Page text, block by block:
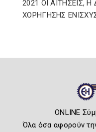
2021 ΟΙ ΑΙΤΗΣΕΙΣ,
ΧΟΡΗΓΗΣΗΣ
ONLINE
Όλα όσα αφορούν